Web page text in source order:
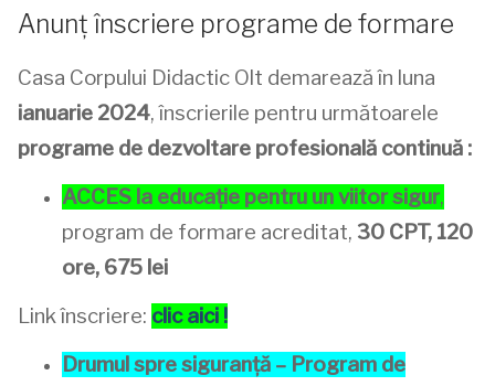
Anunț înscriere programe de formare
Casa Corpului Didactic Olt demarează în luna
ianuarie 2024, înscrierile pentru următoarele
programe de dezvoltare profesională continuă :
ACCES la educație pentru un viitor sigur,
program de formare acreditat, 30 CPT, 120
ore, 675 lei
Link înscriere: clic aici !
Drumul spre siguranță – Program de